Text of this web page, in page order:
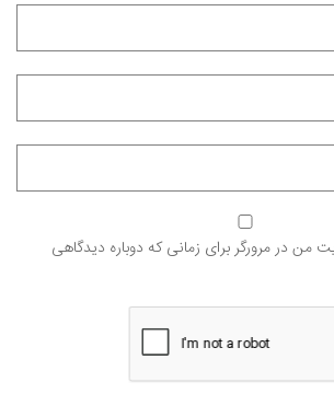
من در مرورگر برای زمانی که دوباره دیدگاهی